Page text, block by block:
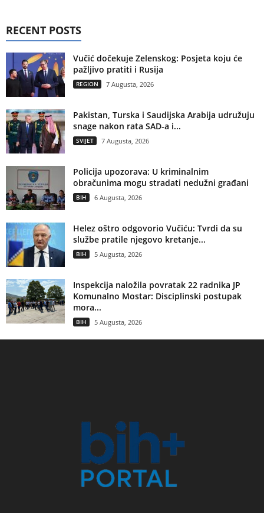
RECENT POSTS
Vučić dočekuje Zelenskog: Posjeta koju će
pažljivo pratiti i Rusija
REGION 7 Augusta, 2026
Pakistan, Turska i Saudijska Arabija udružuju
snage nakon rata SAD-a i...
SVIJET 7 Augusta, 2026
Policija upozorava: U kriminalnim
obračunima mogu stradati nedužni građani
BIH 6 Augusta, 2026
Helez oštro odgovorio Vučiću: Tvrdi da su
službe pratile njegovo kretanje...
BIH 5 Augusta, 2026
Inspekcija naložila povratak 22 radnika JP
Komunalno Mostar: Disciplinski postupak
mora...
BIH 5 Augusta, 2026